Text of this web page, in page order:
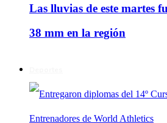
Las lluvias de este martes
38 mm en la región